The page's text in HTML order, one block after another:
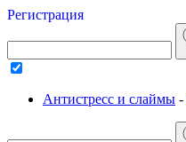
Регистрация
Антистресс и слаймы -